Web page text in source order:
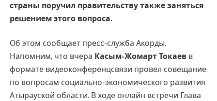
страны поручил правительству также заняться
решением этого вопроса.
Об этом сообщает пресс-служба Акорды.
Напомним, что вчера Касым-Жомарт Токаев в
формате видеоконференцсвязи провел совещание
по вопросам социально-экономического развития
Атырауской области. В ходе онлайн встречи Глава